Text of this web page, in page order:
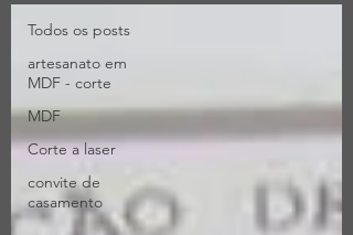
Todos os posts
artesanato em
MDF - corte
MDF
Corte a laser
convite de
casamento